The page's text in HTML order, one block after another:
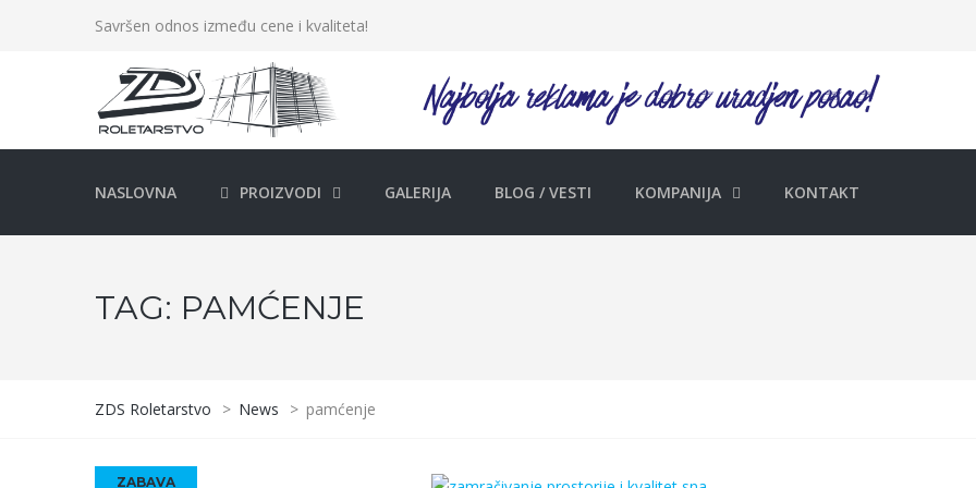
Savršen odnos između cene i kvaliteta!
NASLOVNA PROIZVODI GALERIJA BLOG / VESTI KOMPANIJA KONTAKT
TAG: PAMĆENJE
ZDS Roletarstvo > News > pamćenje
ZABAVA